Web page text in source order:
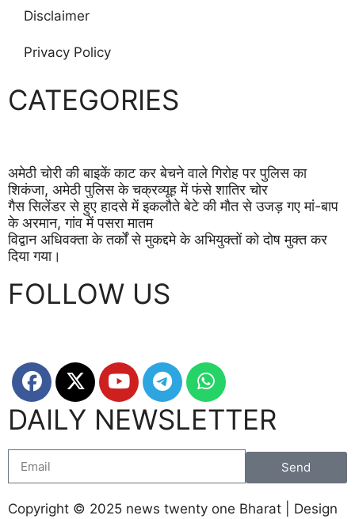
Disclaimer
Privacy Policy
CATEGORIES
अमेठी चोरी की बाइकें काट कर बेचने वाले गिरोह पर पुलिस का
शिकंजा, अमेठी पुलिस के चक्रव्यूह में फंसे शातिर चोर
गैस सिलेंडर से हुए हादसे में इकलौते बेटे की मौत से उजड़ गए मां-बाप
के अरमान, गांव में पसरा मातम
विद्वान अधिवक्ता के तर्कों से मुकद्दमे के अभियुक्तों को दोष मुक्त कर
दिया गया।
FOLLOW US
DAILY NEWSLETTER
Send
Copyright © 2025 news twenty one Bharat | Design